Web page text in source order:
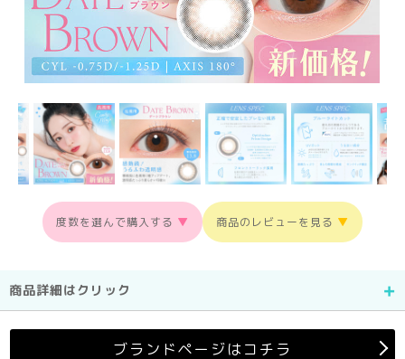
度数を選んで購入する ▼ 商品のレビューを見る ▼
商品詳細はクリック
ブランドページはコチラ